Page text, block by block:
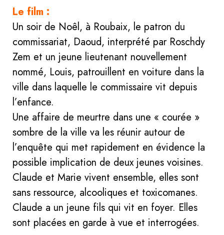
Le film :
Un soir de Noêl, à Roubaix, le patron du
commissariat, Daoud, interprété par Roschdy
Zem et un jeune lieutenant nouvellement
nommé, Louis, patrouillent en voiture dans la
ville dans laquelle le commissaire vit depuis
l’enfance.
Une affaire de meurtre dans une « courée »
sombre de la ville va les réunir autour de
l’enquête qui met rapidement en évidence la
possible implication de deux jeunes voisines.
Claude et Marie vivent ensemble, elles sont
sans ressource, alcooliques et toxicomanes.
Claude a un jeune fils qui vit en foyer. Elles
sont placées en garde à vue et interrogées.